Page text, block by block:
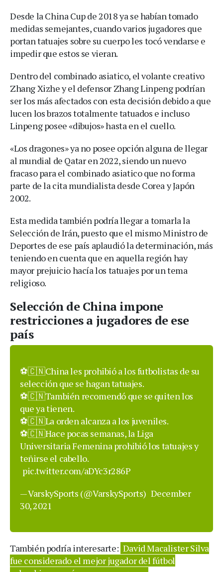
Desde la China Cup de 2018 ya se habían tomado
medidas semejantes, cuando varios jugadores que
portan tatuajes sobre su cuerpo les tocó vendarse e
impedir que estos se vieran.
Dentro del combinado asiatico, el volante creativo
Zhang Xizhe y el defensor Zhang Linpeng podrían
ser los más afectados con esta decisión debido a que
lucen los brazos totalmente tatuados e incluso
Linpeng posee «dibujos» hasta en el cuello.
«Los dragones» ya no posee opción alguna de llegar
al mundial de Qatar en 2022, siendo un nuevo
fracaso para el combinado asiatico que no forma
parte de la cita mundialista desde Corea y Japón
2002.
Esta medida también podría llegar a tomarla la
Selección de Irán, puesto que el mismo Ministro de
Deportes de ese país aplaudió la determinación, más
teniendo en cuenta que en aquella región hay
mayor prejuicio hacía los tatuajes por un tema
religioso.
Selección de China impone
restricciones a jugadores de ese
país
⚽️🇨🇳China les prohibió a los futbolistas de su
selección que se hagan tatuajes.
⚽️🇨🇳También recomendó que se quiten los
que ya tienen.
⚽️🇨🇳La orden alcanza a los juveniles.
⚽️🇨🇳Hace pocas semanas, la Liga
Universitaria Femenina prohibió los tatuajes y
teñirse el cabello.
pic.twitter.com/aDYc3r286P
— VarskySports (@VarskySports) December
30, 2021
También podría interesarte: David Macalister Silva
fue considerado el mejor jugador del fútbol